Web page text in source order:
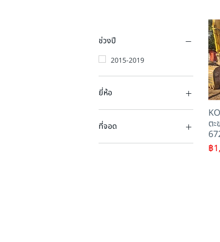
ช่วงปี
2015-2019
ยี่ห้อ
KOMATSU
ที่จอด
ภาคตะวันออกเฉียงเหนือ
ต
รา
฿